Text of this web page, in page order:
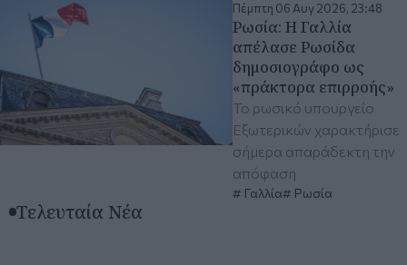
Πέμπτη 06 Αυγ 2026, 23:48
Ρωσία: Η Γαλλία
απέλασε Ρωσίδα
δημοσιογράφο ως
«πράκτορα επιρροής»
Το ρωσικό υπουργείο
Εξωτερικών χαρακτήρισε
σήμερα απαράδεκτη την
απόφαση
Γαλλία Ρωσία
Τελευταία Νέα